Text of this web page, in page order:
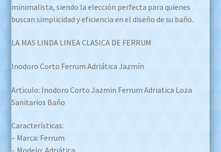
minimalista, siendo la elección perfecta para quienes
buscan simplicidad y eficiencia en el diseño de su baño.
LA MAS LINDA LINEA CLASICA DE FERRUM
Inodoro Corto Ferrum Adriática Jazmín
Articulo: Inodoro Corto Jazmin Ferrum Adriatica Loza
Sanitarios Baño
Características:
– Marca: Ferrum